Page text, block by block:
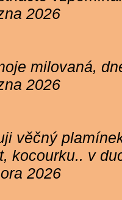
2026
milovaná,
2026
věčný
kocourku.. v
2026